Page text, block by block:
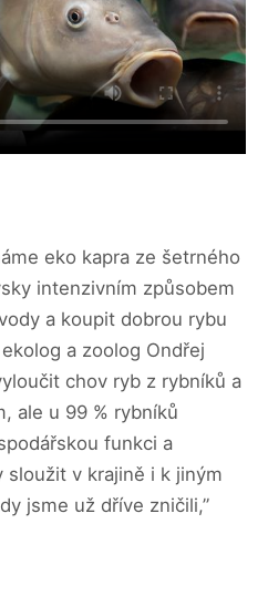
eko kapra ze šetrného
intenzivním způsobem
a koupit dobrou rybu
a zoolog Ondřej
chov ryb z rybníků a
ale u 99 % rybníků
funkci a
v krajině i k jiným
jsme už dříve zničili,”